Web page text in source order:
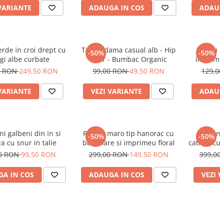
ADAUGA IN COS
in croi drept cu
albe curbate
RON249,50 RON
-50%
Tricou dama casual alb - Hip
Bear - Bumbac Organic
99,00 RON49,50 RON
VEZI VARIANTE
-50%
Tricou
galbeni din in si
cu snur in talie
RON99,50 RON
IN COS
-50%
Rochie maro tip hanorac cu
buzunare si imprimeu floral
299,00 RON149,50 RON
ADAUGA IN COS
-50%
catifea
VEZI